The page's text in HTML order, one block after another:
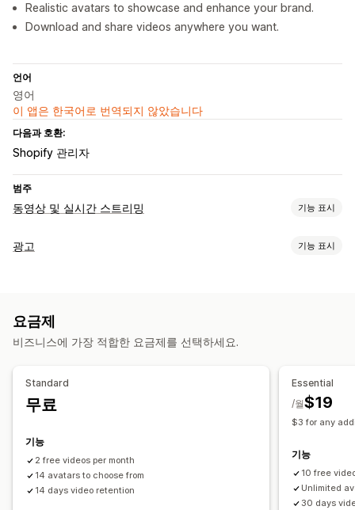
Realistic avatars to showcase and enhance your brand.
Download and share videos anywhere you want.
언어
영어
이 앱은 한국어로 번역되지 않았습니다
다음과 호환:
Shopify 관리자
범주
동영상 및 실시간 스트리밍 기능 표시
동영상 관리
맞춤 설정
동영상 편집
녹화 도구 동영상 템플릿
동영상 배경
광고 기능 표시
캠페인 관리
동영상 광고
요금제
비즈니스에 가장 적합한 요금제를 선택하세요.
Standard
무료
기능
2 free videos per month
14 avatars to choose from
14 days video retention
Essential
$19
/월
$3 for any
기능
10 free
Unlimited
30 days